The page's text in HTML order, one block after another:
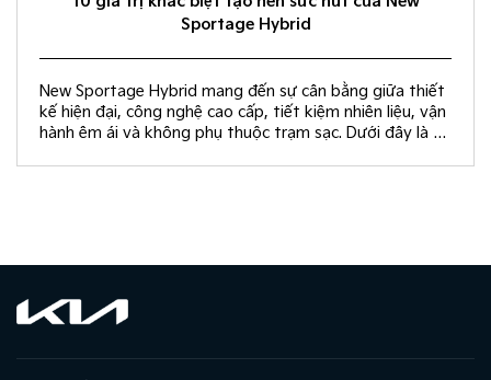
Sportage Hybrid
New Sportage Hybrid mang đến sự cân bằng giữa thiết
kế hiện đại, công nghệ cao cấp, tiết kiệm nhiên liệu, vận
hành êm ái và không phụ thuộc trạm sạc. Dưới đây là 10